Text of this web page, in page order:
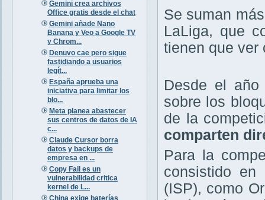
Gemini crea archivos
Office gratis desde el chat
Gemini añade Nano
Banana y Veo a Google TV
y Chrom...
Denuvo cae pero sigue
fastidiando a usuarios
legít...
España aprueba una
iniciativa para limitar los
blo...
Meta planea abastecer
sus centros de datos de IA
c...
Claude Cursor borra
datos y backups de
empresa en ...
Copy Fail es un
vulnerabilidad critica
kernel de L...
China exige baterías
Se suman
LaLiga, que
tienen que ver
Desde el
sobre los
de la
comparten
Para la
consistido en
(ISP), como